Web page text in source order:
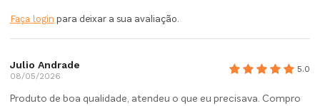
Faça login para deixar a sua avaliação.
Julio Andrade
08/05/2026
5.0
Produto de boa qualidade, atendeu o que eu precisava. Compro